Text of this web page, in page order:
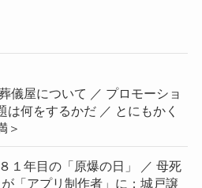
儀屋について ／ プロモーショ
何をするかだ ／ とにもかく
＞
１年目の「原爆の日」 ／ 母死
「アプリ制作者」に：城戸譲